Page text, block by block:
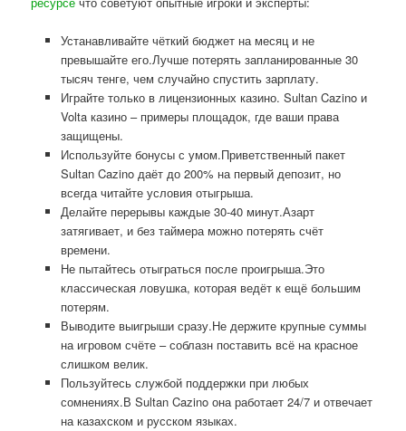
Устанавливайте чёткий бюджет на месяц и не
превышайте его.Лучше потерять запланированные 30
тысяч тенге, чем случайно спустить зарплату.
Играйте только в лицензионных казино. Sultan Cazino и
Volta казино – примеры площадок, где ваши права
защищены.
Используйте бонусы с умом.Приветственный пакет
Sultan Cazino даёт до 200% на первый депозит, но
всегда читайте условия отыгрыша.
Делайте перерывы каждые 30-40 минут.Азарт
затягивает, и без таймера можно потерять счёт
времени.
Не пытайтесь отыграться после проигрыша.Это
классическая ловушка, которая ведёт к ещё большим
потерям.
Выводите выигрыши сразу.Не держите крупные суммы
на игровом счёте – соблазн поставить всё на красное
слишком велик.
Пользуйтесь службой поддержки при любых
сомнениях.В Sultan Cazino она работает 24/7 и отвечает
на казахском и русском языках.